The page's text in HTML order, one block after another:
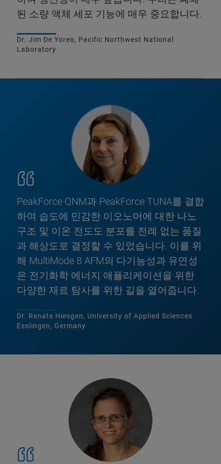
된 소량 액체 세포 기능에 매우 중요합니다.
Dr. Jim De Yoreo, Pacific Northwest National
Laboratory
PeakForce QNM과 PeakForce TUNA를 결합
하여 습도에 민감한 이오노머에 대한 나노
구조 및 이온 전도도 분포를 전례 없는 품질
과 해상도로 결정할 수 있었습니다. 이를 위
해 MultiMode 8 AFM의 다기능성과 유연성
은 전기화학 에너지 애플리케이션을 위한
다양한 재료 탐사를 위한 길을 열어줍니다.
Dr. Renate Hiesgen, University of Applied Sciences
Esslingen, Germany